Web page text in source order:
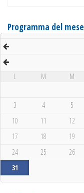
Programma del mese
L
M M
3
4 5
10
11 12
17
18 19
24
25 26
31